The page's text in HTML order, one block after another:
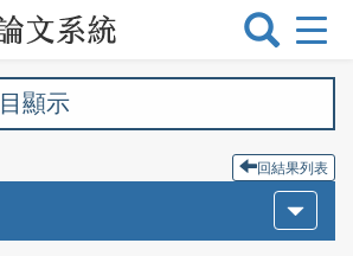
選
切
顯示
回結果列表